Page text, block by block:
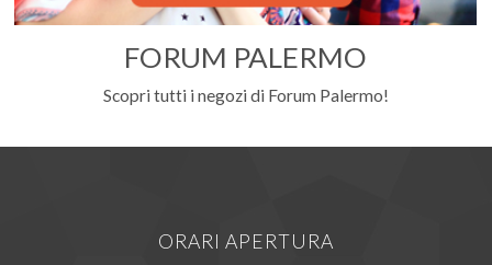
FORUM PALERMO
Scopri tutti i negozi di Forum Palermo!
ORARI APERTURA